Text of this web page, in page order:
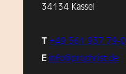
34134 Kassel
T +49 561 937 79-0
E info@prochrist.de